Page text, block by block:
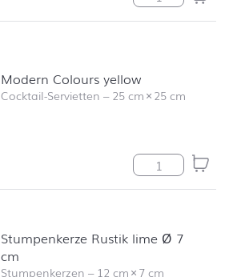
Modern Colours yellow
Cocktail-Servietten –25 cm×25 cm
Modern
Stumpenkerze Rustik lime Ø 7
cm
Stumpenkerzen – 12 cm×7 cm